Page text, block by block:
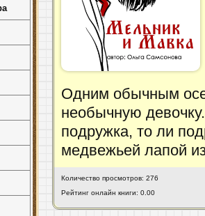
Одним обычным
необычную
подружка, то ли
медвежьей лапой
Количество просмотров: 276
Рейтинг онлайн книги: 0.00